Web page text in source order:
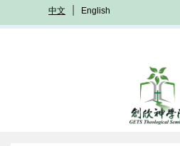
至
中文 English